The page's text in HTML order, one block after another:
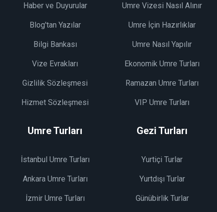
Haber ve Duyurular
Blog'tan Yazılar
Bilgi Bankası
Vize Evrakları
Gizlilik Sözleşmesi
Hizmet Sözleşmesi
Umre Vizesi Nasıl Alınır
Umre İçin Hazırlıklar
Umre Nasıl Yapılır
Ekonomik Umre Turları
Ramazan Umre Turları
VIP Umre Turları
Umre Turları
İstanbul Umre Turları
Ankara Umre Turları
İzmir Umre Turları
Gezi Turları
Yurtiçi Turlar
Yurtdışı Turlar
Günübirlik Turlar